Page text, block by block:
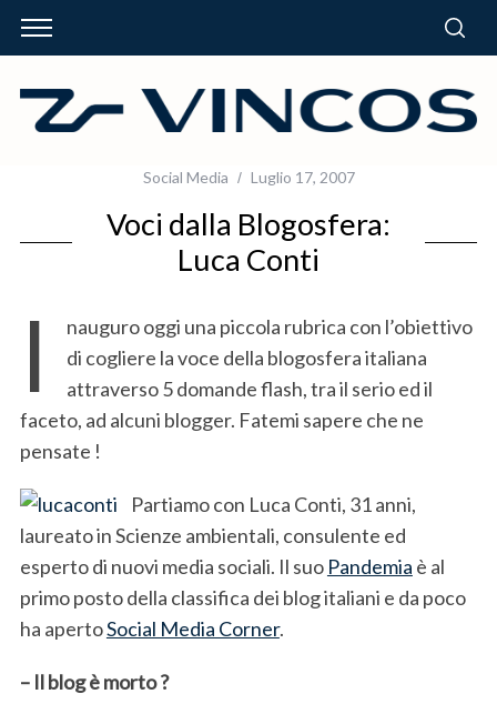
Social Media Luglio 17, 2007
Voci dalla Blogosfera:
Luca Conti
I
nauguro oggi una piccola rubrica con l’obiettivo
di cogliere la voce della blogosfera italiana
attraverso 5 domande flash, tra il serio ed il
faceto, ad alcuni blogger. Fatemi sapere che ne
pensate !
Partiamo con Luca Conti, 31 anni,
laureato in Scienze ambientali, consulente ed
esperto di nuovi media sociali. Il suo Pandemia è al
primo posto della classifica dei blog italiani e da poco
ha apertoSocial Media Corner.
– Il blog è morto ?